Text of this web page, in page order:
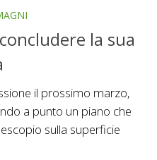
la sua
il prossimo marzo,
a punto un piano che
sulla superficie